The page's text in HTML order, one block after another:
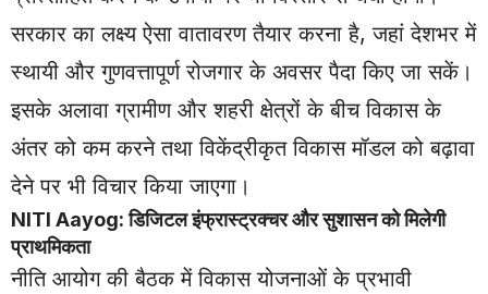
सरकार का लक्ष्य ऐसा वातावरण तैयार करना है, जहां देशभर में
स्थायी और गुणवत्तापूर्ण रोजगार के अवसर पैदा किए जा सकें।
इसके अलावा ग्रामीण और शहरी क्षेत्रों के बीच विकास के
अंतर को कम करने तथा विकेंद्रीकृत विकास मॉडल को बढ़ावा
देने पर भी विचार किया जाएगा।
NITI Aayog: डिजिटल इंफ्रास्ट्रक्चर और सुशासन को मिलेगी
प्राथमिकता
नीति आयोग की बैठक में विकास योजनाओं के प्रभावी